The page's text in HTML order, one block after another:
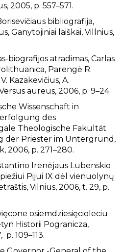
2005, p. 557–571.
bibliografija,
Ganytojiniai laiškai, Villnius,
biografijos atradimas, Carlas
Parengė R.
Kazakevičius, A.
aureus, 2006, p. 9–24.
Wissenschaft in
des
Theologische Fakultät
der Priester im Untergrund,
2006, p. 271–280.
Irenėjaus Lubenskio
Pijui IX dėl vienuolynų
Vilnius, 2006, t. 29, p.
osiemdziesięcioleciu
Historii Pogranicza,
p. 109–113.